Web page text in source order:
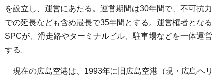
を設立し、運営にあたる。運営期間は30年間で、不可抗力
での延長なども含め最長で35年間とする。運営権者となる
SPCが、滑走路やターミナルビル、駐車場などを一体運営
する。
現在の広島空港は、1993年に旧広島空港（現・広島ヘリ